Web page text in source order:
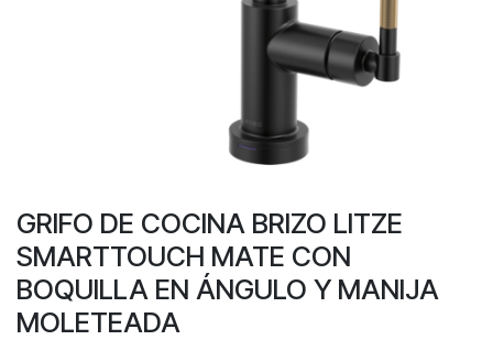
GRIFO DE COCINA BRIZO LITZE
SMARTTOUCH MATE CON
BOQUILLA EN ÁNGULO Y MANIJA
MOLETEADA